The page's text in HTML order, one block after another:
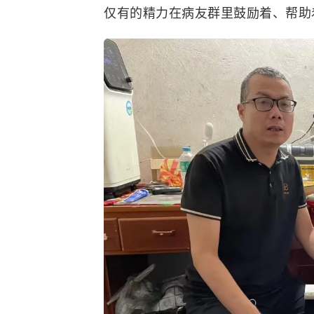
仅有的精力在病友群里鼓励着、帮